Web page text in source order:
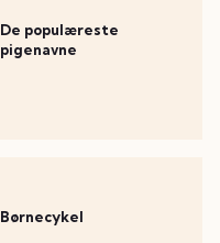
De populæreste
pigenavne
Børnecykel